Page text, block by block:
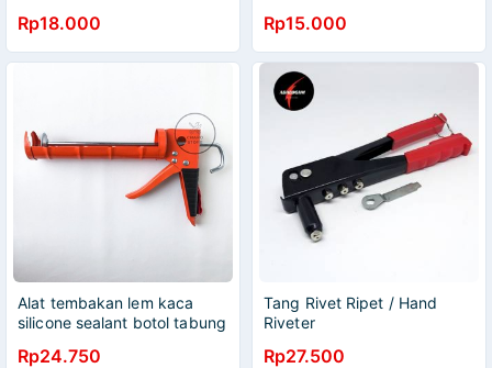
Rp18.000 Rp15.000
Alat tembakan lem kaca
silicone sealant botol tabung
Rp24.750
Tang Rivet Ripet / Hand
Riveter
Rp27.500